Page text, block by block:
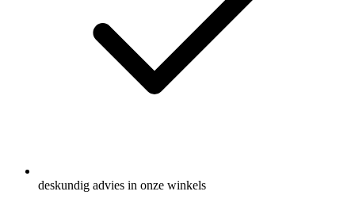
deskundig advies in onze winkels